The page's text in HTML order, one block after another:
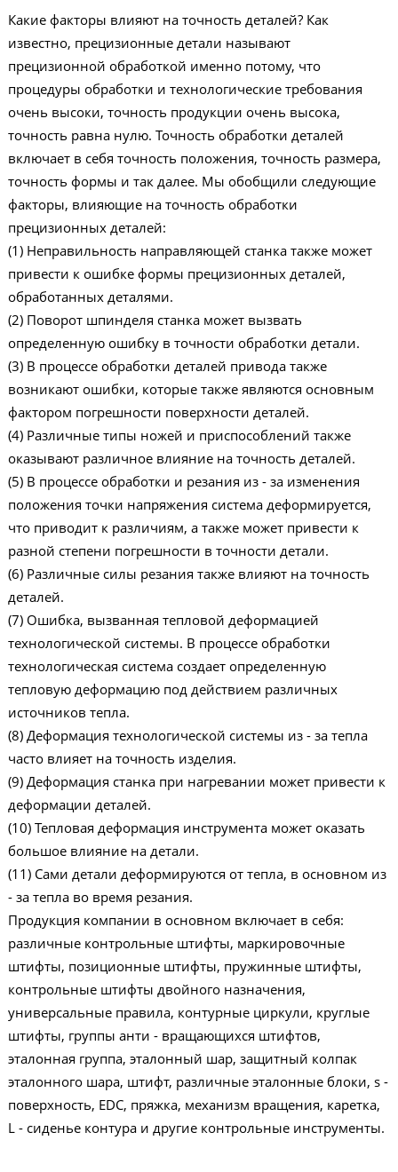
Какие факторы влияют на точность деталей? Как
известно, прецизионные детали называют
прецизионной обработкой именно потому, что
процедуры обработки и технологические требования
очень высоки, точность продукции очень высока,
точность равна нулю. Точность обработки деталей
включает в себя точность положения, точность размера,
точность формы и так далее. Мы обобщили следующие
факторы, влияющие на точность обработки
прецизионных деталей:
(1) Неправильность направляющей станка также может
привести к ошибке формы прецизионных деталей,
обработанных деталями.
(2) Поворот шпинделя станка может вызвать
определенную ошибку в точности обработки детали.
(3) В процессе обработки деталей привода также
возникают ошибки, которые также являются основным
фактором погрешности поверхности деталей.
(4) Различные типы ножей и приспособлений также
оказывают различное влияние на точность деталей.
(5) В процессе обработки и резания из - за изменения
положения точки напряжения система деформируется,
что приводит к различиям, а также может привести к
разной степени погрешности в точности детали.
(6) Различные силы резания также влияют на точность
деталей.
(7) Ошибка, вызванная тепловой деформацией
технологической системы. В процессе обработки
технологическая система создает определенную
тепловую деформацию под действием различных
источников тепла.
(8) Деформация технологической системы из - за тепла
часто влияет на точность изделия.
(9) Деформация станка при нагревании может привести к
деформации деталей.
(10) Тепловая деформация инструмента может оказать
большое влияние на детали.
(11) Сами детали деформируются от тепла, в основном из
- за тепла во время резания.
Продукция компании в основном включает в себя:
различные контрольные штифты, маркировочные
штифты, позиционные штифты, пружинные штифты,
контрольные штифты двойного назначения,
универсальные правила, контурные циркули, круглые
штифты, группы анти - вращающихся штифтов,
эталонная группа, эталонный шар, защитный колпак
эталонного шара, штифт, различные эталонные блоки, s -
поверхность, EDC, пряжка, механизм вращения, каретка,
L - сиденье контура и другие контрольные инструменты.